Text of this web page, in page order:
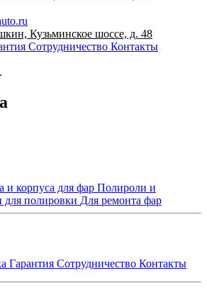
Кузьминское шоссе, д. 48
Сотрудничество Контакты
и корпуса для фар Полироли и
для полировки Для ремонта фар
Гарантия Сотрудничество Контакты